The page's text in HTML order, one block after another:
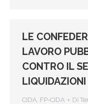
LE
LAVORO
CONTRO IL
LIQUIDAZIONI
CIDA, FP-CIDA Di